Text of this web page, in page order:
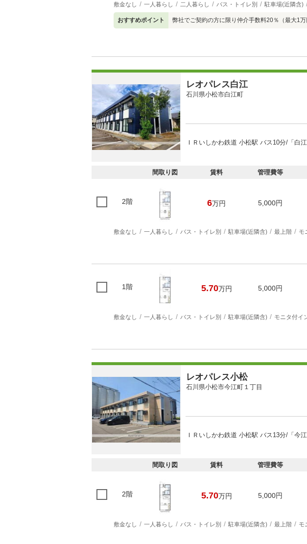
敷金なし 一人暮らし 二人暮らし バス・トイレ別 駐車場(近隣含)
おすすめポイント 弊社でご契約の方に限り仲介手数料20％（最大1万
レオパレス白江
石川県小松市白江町
ＩＲいしかわ鉄道 小松駅 バス10分/「白
間取り図 賃料 管理費等
2階 6万円 5,000円
敷金なし 一人暮らし バス・トイレ別 駐車場(近隣含) 最上階 モ
1階 5.70万円 5,000円
敷金なし 一人暮らし バス・トイレ別 駐車場(近隣含) モニタ付イ
レオパレス小松
石川県小松市今江町１丁目
ＩＲいしかわ鉄道 小松駅 バス13分/「今
間取り図 賃料 管理費等
2階 5.70万円 5,000円
敷金なし 一人暮らし バス・トイレ別 駐車場(近隣含) 最上階 モ